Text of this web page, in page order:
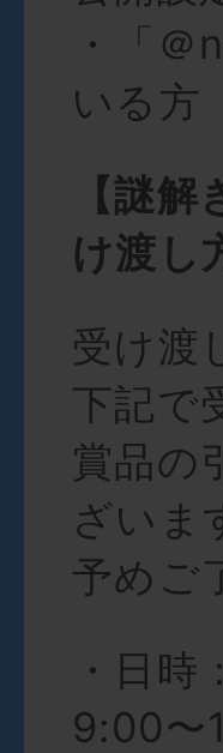
・「 ＠
いる方
【謎解
け渡し
受け渡
下記で
賞品の
ざいま
予めご
・日
9:00〜